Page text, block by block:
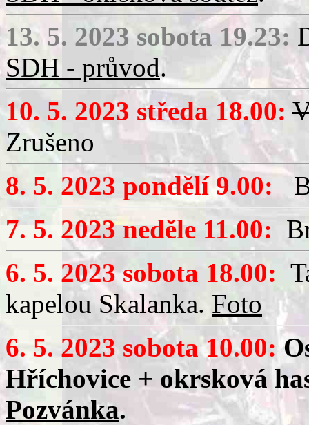
13. 5. 2023 sobota 19.23:
SDH - průvod.
10. 5. 2023 středa 18.00:
Zrušeno
8. 5. 2023 pondělí 9.00:
7. 5. 2023 neděle 11.00:
6. 5. 2023 sobota 18.00:
kapelou Skalanka. Foto
6. 5. 2023 sobota 10.00:
Hříchovice + okrsková
Pozvánka.